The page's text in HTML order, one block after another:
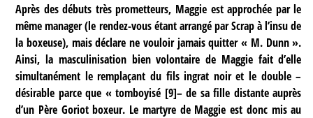
Après des débuts très prometteurs, Maggie est approchée par le
même manager (le rendez-vous étant arrangé par Scrap à l’insu de
la boxeuse), mais déclare ne vouloir jamais quitter « M. Dunn ».
Ainsi, la masculinisation bien volontaire de Maggie fait d’elle
simultanément le remplaçant du fils ingrat noir et le double –
désirable parce que « tomboyisé [9]– de sa fille distante auprès
d’un Père Goriot boxeur. Le martyre de Maggie est donc mis au